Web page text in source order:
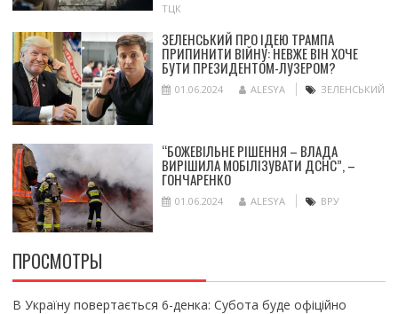
ТЦК
ЗЕЛЕНСЬКИЙ ПРО ІДЕЮ ТРАМПА
ПРИПИНИТИ ВІЙНУ: НЕВЖЕ ВІН ХОЧЕ
БУТИ ПРЕЗИДЕНТОМ-ЛУЗЕРОМ?
01.06.2024 ALESYA ЗЕЛЕНСЬКИЙ
“БОЖЕВІЛЬНЕ РІШЕННЯ – ВЛАДА
ВИРІШИЛА МОБІЛІЗУВАТИ ДСНС”, –
ГОНЧАРЕНКО
01.06.2024 ALESYA ВРУ
ПРОСМОТРЫ
В Україну повертається 6-денка: Субота буде офіційно